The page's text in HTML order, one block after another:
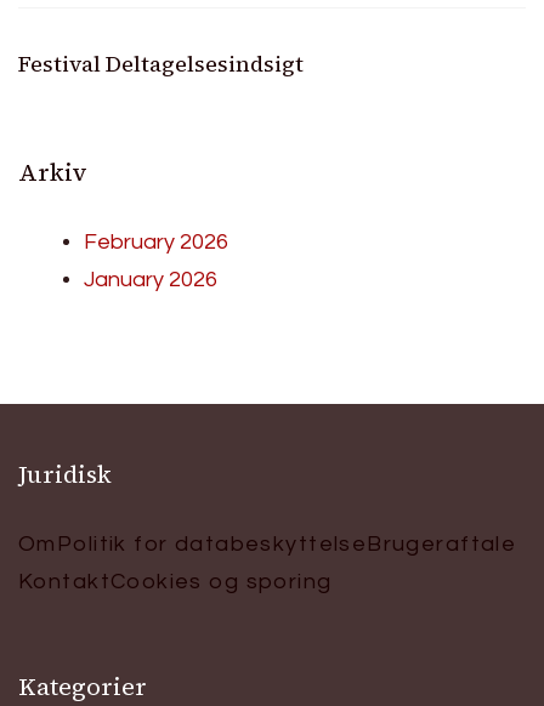
Festival Deltagelsesindsigt
Arkiv
February 2026
January 2026
Juridisk
Om Politik for databeskyttelse Brugeraftale
KontaktCookies og sporing
Kategorier